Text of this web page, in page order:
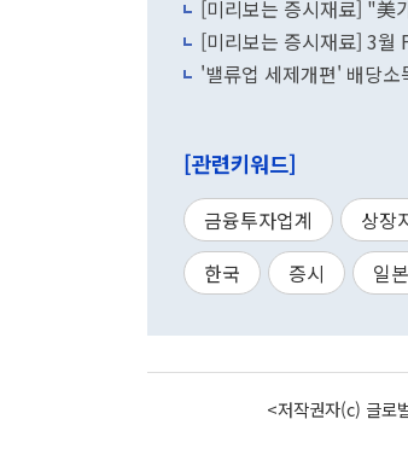
[미리보는 증시재료] "美
[미리보는 증시재료] 3월
'밸류업 세제개편' 배당
[관련키워드]
금융투자업계 상장
한국
증시 일본
<저작권자(c) 글로